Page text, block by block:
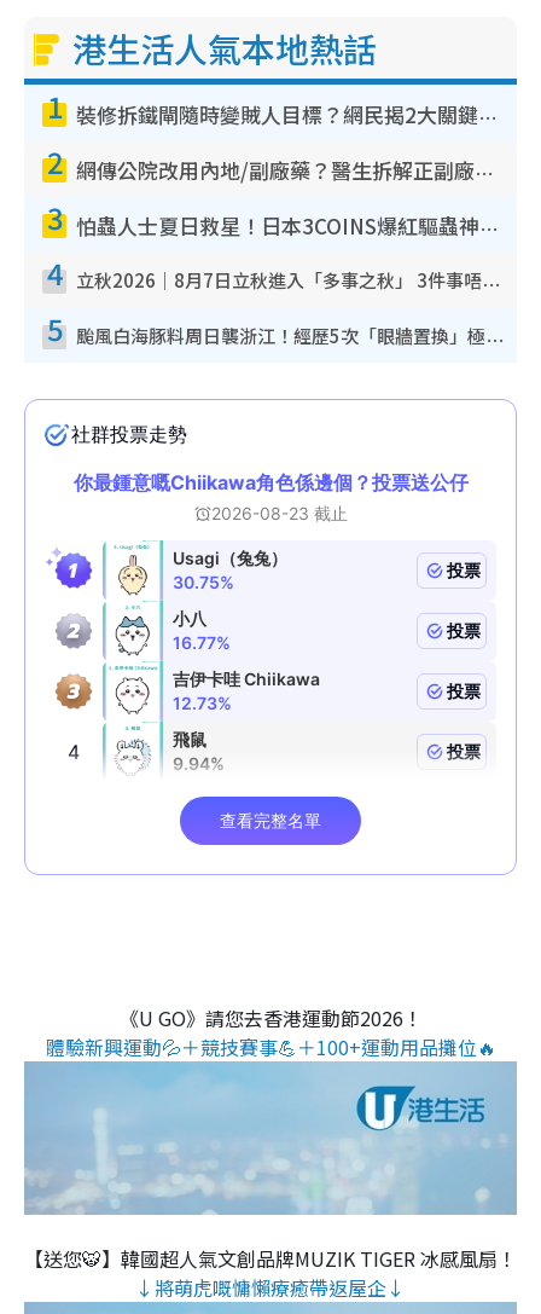
港生活人氣本地熱話
1 裝修拆鐵閘隨時變賊人目標？網民揭2大關鍵用途：裝新式等於白裝？附新舊鐵閘分別
2 網傳公院改用內地/副廠藥？醫生拆解正副廠分別 揭4類人換藥隨時出事
3 怕蟲人士夏日救星！日本3COINS爆紅驅蟲神器$45起 1招「全程免觸碰」輕鬆搞定小強
4 立秋2026｜8月7日立秋進入「多事之秋」 3件事唔做得！專家教6招開運 清枱頭／銀包納氣接好運
5 颱風白海豚料周日襲浙江！經歷5次「眼牆置換」極罕見 成登陸內地最長途颱風
《U GO》請您去香港運動節2026！
體驗新興運動💦＋競技賽事💪＋100+運動用品攤位🔥
【送您🐯】韓國超人氣文創品牌MUZIK TIGER 冰感風扇！
↓將萌虎嘅慵懶療癒帶返屋企↓